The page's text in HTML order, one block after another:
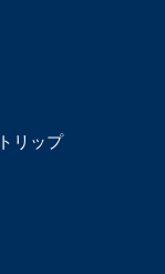
リップ